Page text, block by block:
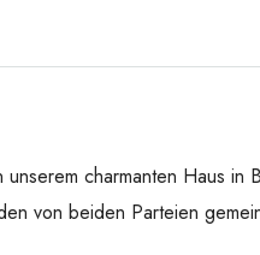
charmanten Haus in
von beiden Parteien